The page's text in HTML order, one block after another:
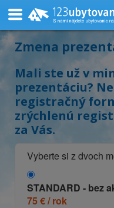
Zmena
Mali ste už v
prezentáciu?
registračný
zrýchlenú
za Vás.
Vyberte si z dvoch
STANDARD - bez
75 € / rok